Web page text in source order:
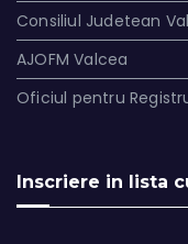
Consiliul Judetean
AJOFM Valcea
Oficiul pentru
Inscriere in lista